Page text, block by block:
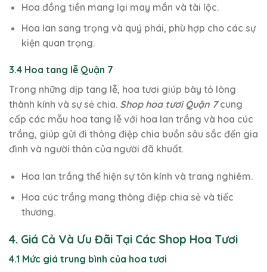
Hoa đồng tiền mang lại may mắn và tài lộc.
Hoa lan sang trọng và quý phái, phù hợp cho các sự
kiện quan trọng.
3.4 Hoa tang lễ Quận 7
Trong những dịp tang lễ, hoa tươi giúp bày tỏ lòng
thành kính và sự sẻ chia. Shop hoa tươi Quận 7cung
cấp các mẫu hoa tang lễ với hoa lan trắng và hoa cúc
trắng, giúp gửi đi thông điệp chia buồn sâu sắc đến gia
đình và người thân của người đã khuất.
Hoa lan trắng thể hiện sự tôn kính và trang nghiêm.
Hoa cúc trắng mang thông điệp chia sẻ và tiếc
thương.
4. Giá Cả Và Ưu Đãi Tại Các Shop Hoa Tươi
4.1 Mức giá trung bình của hoa tươi